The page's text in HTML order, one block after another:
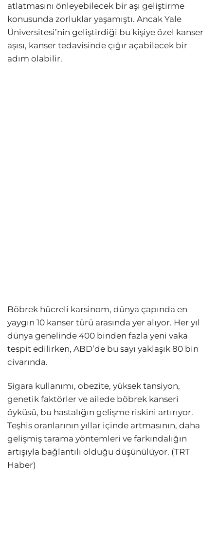
atlatmasını önleyebilecek bir aşı geliştirme
konusunda zorluklar yaşamıştı. Ancak Yale
Üniversitesi’nin geliştirdiği bu kişiye özel kanser
aşısı, kanser tedavisinde çığır açabilecek bir
adım olabilir.
Böbrek hücreli karsinom, dünya çapında en
yaygın 10 kanser türü arasında yer alıyor. Her yıl
dünya genelinde 400 binden fazla yeni vaka
tespit edilirken, ABD’de bu sayı yaklaşık 80 bin
civarında.
Sigara kullanımı, obezite, yüksek tansiyon,
genetik faktörler ve ailede böbrek kanseri
öyküsü, bu hastalığın gelişme riskini artırıyor.
Teşhis oranlarının yıllar içinde artmasının, daha
gelişmiş tarama yöntemleri ve farkındalığın
artışıyla bağlantılı olduğu düşünülüyor. (TRT
Haber)